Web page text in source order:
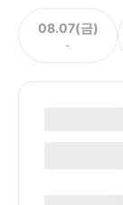
08.07(금)
-